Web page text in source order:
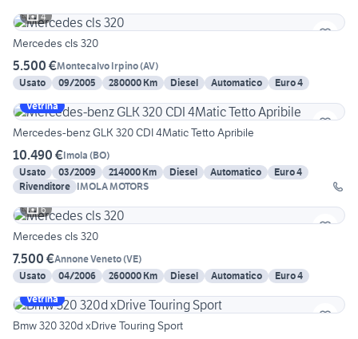
4
Mercedes cls 320
5.500 €Montecalvo Irpino(AV)
Usato
09/2005 280000 Km Diesel Automatico
Euro 4
Vetrina
Mercedes-benz GLK 320 CDI 4Matic Tetto Apribile
10.490 €Imola (BO)
Usato
03/2009 214000 Km Diesel Automatico
Euro 4
Rivenditore IMOLA MOTORS
6
Mercedes cls 320
7.500 €Annone Veneto(VE)
Usato
04/2006 260000 Km Diesel Automatico
Euro 4
Vetrina
Bmw 320 320d xDrive Touring Sport